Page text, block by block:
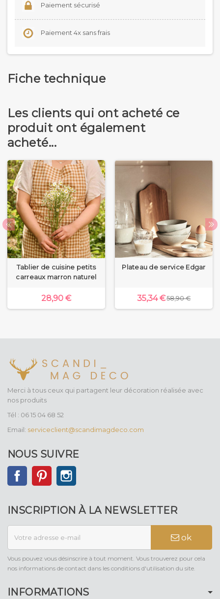
Paiement sécurisé
Paiement 4x sans frais
Fiche technique
Les clients qui ont acheté ce
produit ont également
acheté...
Tablier de cuisine petits
carreaux marron naturel
28,90 €
Plateau de service Edgar
35,34 €58,90 €
Merci à tous ceux qui partagent leur décoration réalisée avec
nos produits
Tél : 06 15 04 68 52
Email: serviceclient@scandimagdeco.com
NOUS SUIVRE
FacebookPinterest
INSCRIPTION À LA NEWSLETTER
ok
Vous pouvez vous désinscrire à tout moment. Vous trouverez pour cela
nos informations de contact dans les conditions d'utilisation du site.
INFORMATIONS